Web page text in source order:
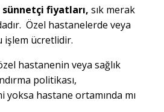
fiyatları, sık merak
Özel hastanelerde veya
işlem ücretlidir.
hastanenin veya sağlık
politikası,
yoksa hastane ortamında mı